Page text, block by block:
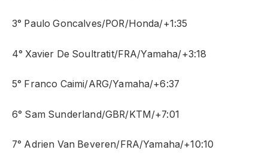
3° Paulo Goncalves/POR/Honda/+1:35
4° Xavier De Soultratit/FRA/Yamaha/+3:18
5° Franco Caimi/ARG/Yamaha/+6:37
6° Sam Sunderland/GBR/KTM/+7:01
7° Adrien Van Beveren/FRA/Yamaha/+10:10